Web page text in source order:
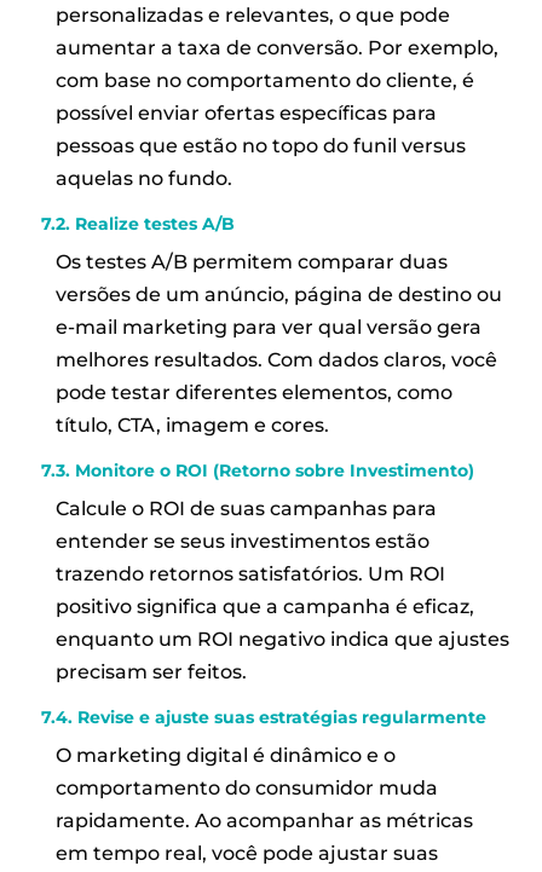
personalizadas e relevantes, o que pode
aumentar a taxa de conversão. Por exemplo,
com base no comportamento do cliente, é
possível enviar ofertas específicas para
pessoas que estão no topo do funil versus
aquelas no fundo.
7.2. Realizetestes A/B
Os testes A/B permitem comparar duas
versões de um anúncio, página de destino ou
e-mail marketing para ver qual versão gera
melhores resultados. Com dados claros, você
pode testar diferentes elementos, como
título, CTA, imagem e cores.
7.3. Monitore o ROI (Retorno sobre Investimento)
Calcule o ROI de suas campanhas para
entender se seus investimentos estão
trazendo retornos satisfatórios. Um ROI
positivo significa que a campanha é eficaz,
enquanto um ROI negativo indica que ajustes
precisam ser feitos.
7.4. Revise e ajuste suas estratégias regularmente
O marketing digital é dinâmico e o
comportamento do consumidor muda
rapidamente. Ao acompanhar as métricas
em tempo real, você pode ajustar suas